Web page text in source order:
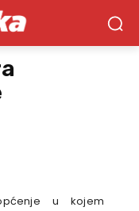
u kojem